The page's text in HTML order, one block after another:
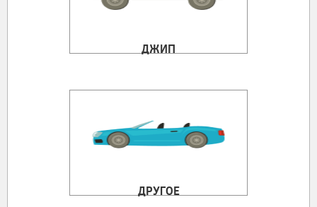
ДЖИП
ДРУГОЕ